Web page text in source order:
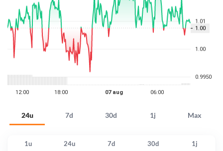
24u 7d 30d 1j Max
1u 24u 7d 30d
1j